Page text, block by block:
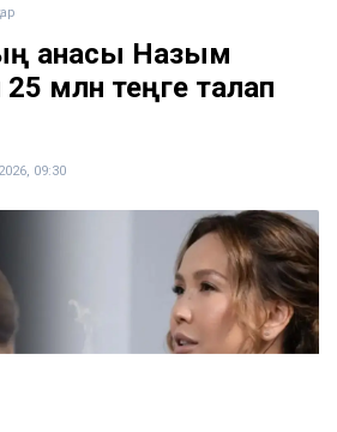
анасы Назым
млн теңге талап
09:30